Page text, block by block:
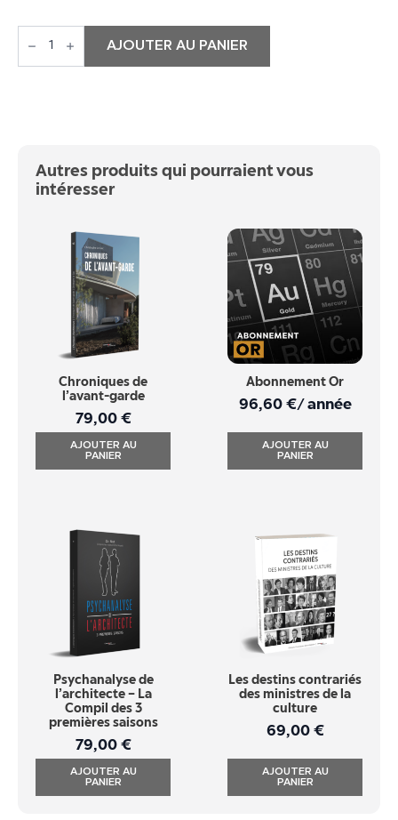
de
AJOUTER AU PANIER
Autres produits qui pourraient vous
intéresser
Chroniques de
l’avant-garde
79,00 €
AJOUTER AU
PANIER
Abonnement Or
96,60 €/ année
AJOUTER AU
PANIER
Psychanalyse de
l’architecte – La
Compil des 3
premières saisons
79,00 €
AJOUTER AU
PANIER
Les destins contrariés
des ministres de la
culture
69,00 €
AJOUTER AU
PANIER